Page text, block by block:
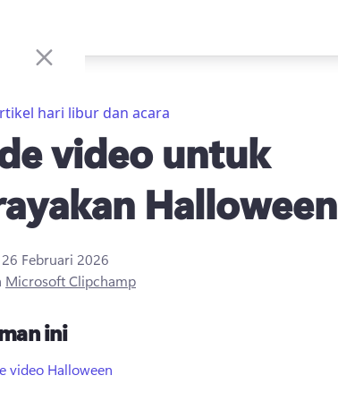
hari libur dan acara
video untuk
Halloween
26 Februari 2026
Microsoft Clipchamp
ini
video Halloween